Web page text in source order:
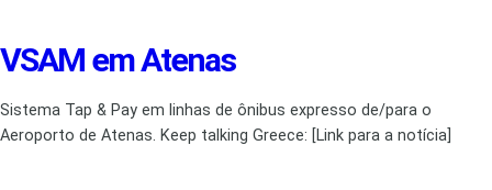
VSAM em Atenas
Sistema Tap & Pay em linhas de ônibus expresso de/para o
Aeroporto de Atenas. Keep talking Greece: [Link para a notícia]